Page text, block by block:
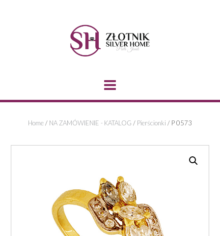
Home/ NA ZAMÓWIENIE - KATALOG / Pierścionki / P 0573